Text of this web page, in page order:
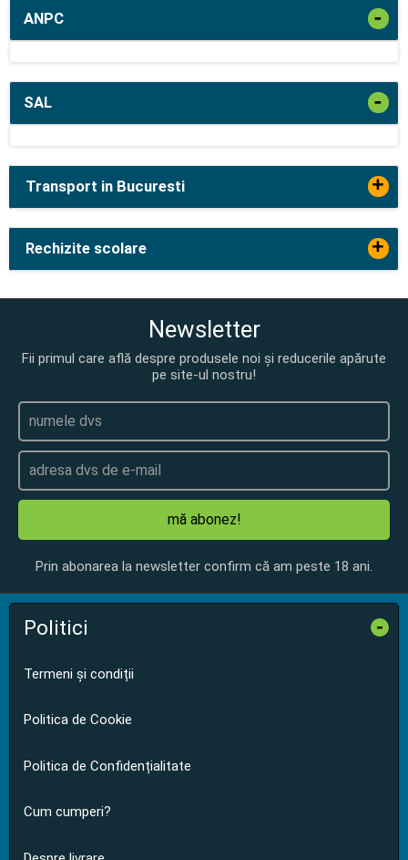
ANPC -
SAL -
Transport in Bucuresti +
Rechizite scolare +
Newsletter
Fii primul care află despre produsele noi și reducerile apărute
pe site-ul nostru!
mă abonez!
Prin abonarea la newsletter confirm că am peste 18 ani.
Politici -
Termeni și condiții
Politica de Cookie
Politica de Confidențialitate
Cum cumperi?